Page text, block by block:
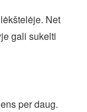
Net
gali sukelti
per daug.